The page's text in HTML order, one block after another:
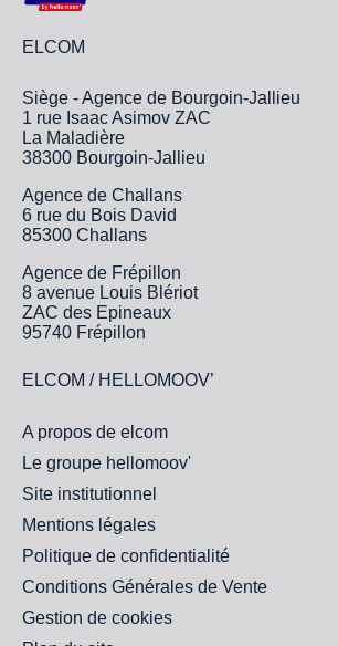
ELCOM
Siège - Agence de Bourgoin-Jallieu
1 rue Isaac Asimov ZAC
La Maladière
38300 Bourgoin-Jallieu
Agence de Challans
6 rue du Bois David
85300 Challans
Agence de Frépillon
8 avenue Louis Blériot
ZAC des Epineaux
95740 Frépillon
ELCOM / HELLOMOOV’
A propos de elcom
Le groupe hellomoov'
Site institutionnel
Mentions légales
Politique de confidentialité
Conditions Générales de Vente
Gestion de cookies